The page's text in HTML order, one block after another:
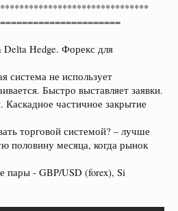
Delta Hedge. Форекс для
система не использует
Быстро выставляет заявки.
Каскадное частичное закрытие
торговой системой? – лучше
половину месяца, когда рынок
пары - GBP/USD (forex), Si